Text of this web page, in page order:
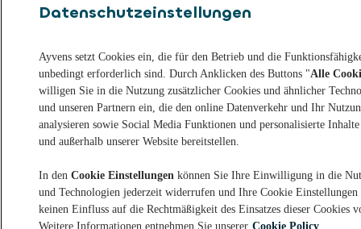
Datenschutzeinstellungen
Ayvens setzt Cookies ein, die für den Betrieb und die
unbedingt erforderlich sind. Durch Anklicken des Buttons "Alle
willigen Sie in die Nutzung zusätzlicher Cookies und ähnlicher
und unseren Partnern ein, die den online Datenverkehr und Ihr
analysieren sowie Social Media Funktionen und personalisierte
und außerhalb unserer Website bereitstellen.
In denCookie Einstellungen können Sie Ihre Einwilligung in die
und Technologien jederzeit widerrufen und Ihre Cookie Einstellungen
keinen Einfluss auf die Rechtmäßigkeit des Einsatzes dieser Cookies
Weitere Informationen entnehmen Sie unserer Cookie Policy